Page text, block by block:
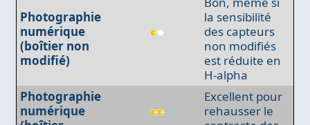
Photographie
numérique
(boîtier non
modifié)
la sensibilité
des capteurs
non modifiés
est réduite en
H-alpha
Photographie
numérique
Excellent pour
rehausser le